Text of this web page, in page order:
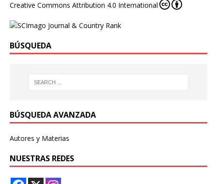
Creative Commons Attribution 4.0 International
BÚSQUEDA
BÚSQUEDA AVANZADA
Autores y Materias
NUESTRAS REDES